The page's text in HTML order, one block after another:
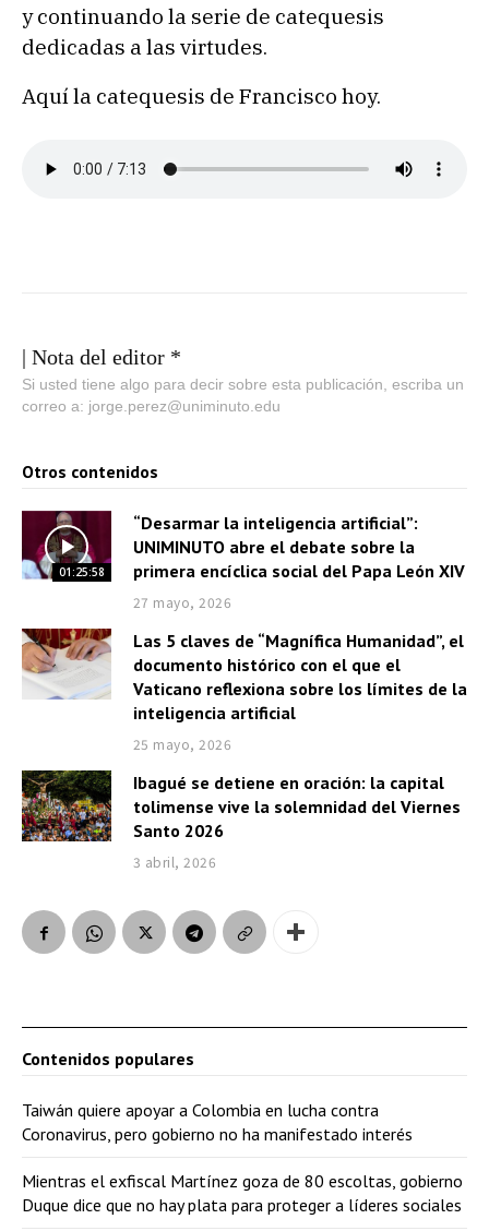
y continuando la serie de catequesis
dedicadas a las virtudes.
Aquí la catequesis de Francisco hoy.
| Nota del editor *
Si usted tiene algo para decir sobre esta publicación, escriba un
correo a: jorge.perez@uniminuto.edu
Otros contenidos
01:25:58
“Desarmar la inteligencia artificial”:
UNIMINUTO abre el debate sobre la
primera encíclica social del Papa León XIV
27 mayo, 2026
Las 5 claves de “Magnífica Humanidad”, el
documento histórico con el que el
Vaticano reflexiona sobre los límites de la
inteligencia artificial
25 mayo, 2026
Ibagué se detiene en oración: la capital
tolimense vive la solemnidad del Viernes
Santo 2026
3 abril, 2026
Contenidos populares
Taiwán quiere apoyar a Colombia en lucha contra
Coronavirus, pero gobierno no ha manifestado interés
Mientras el exfiscal Martínez goza de 80 escoltas, gobierno
Duque dice que no hay plata para proteger a líderes sociales